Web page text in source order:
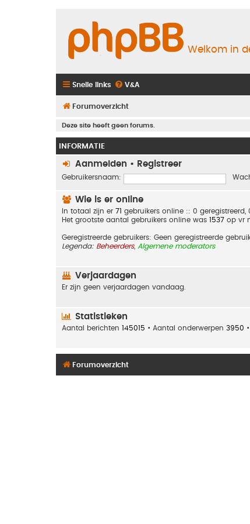
Welkom in
Snelle links V&A
Forumoverzicht
Deze site heeft geen forums.
INFORMATIE
Aanmelden • Registreer
Gebruikersnaam:
Wie is er online
In totaal zijn er 71 gebruikers online :: 0
Het grootste aantal gebruikers online was 1537 op vr
Geregistreerde gebruikers: Geen geregistreerde
Legenda: Beheerders, Algemene moderators
Verjaardagen
Er zijn geen verjaardagen vandaag.
Statistieken
Aantal berichten 145015 • Aantal onderwerpen 3950
Forumoverzicht